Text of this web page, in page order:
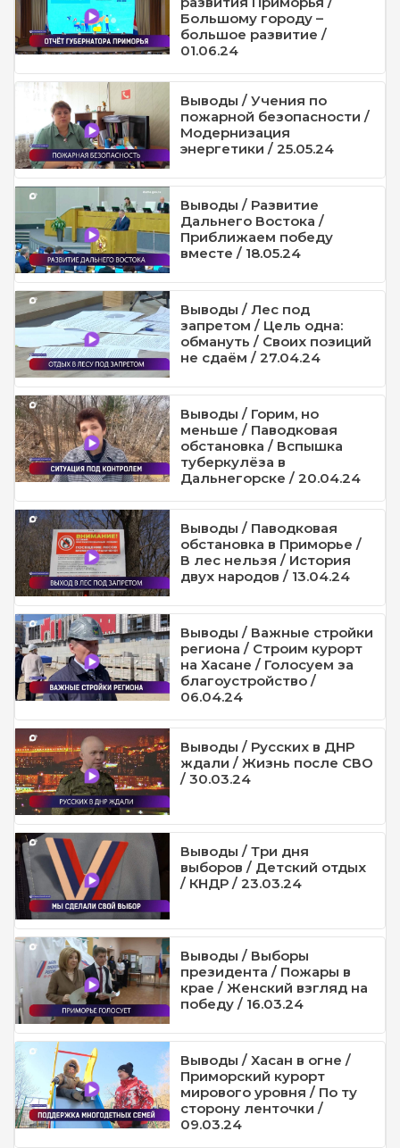
Большому городу –
большое развитие /
01.06.24
Выводы / Учения по
пожарной безопасности /
Модернизация
энергетики / 25.05.24
Выводы / Развитие
Дальнего Востока /
Приближаем победу
вместе / 18.05.24
Выводы / Лес под
запретом / Цель одна:
обмануть / Своих позиций
не сдаём / 27.04.24
Выводы / Горим, но
меньше / Паводковая
обстановка / Вспышка
туберкулёза в
Дальнегорске / 20.04.24
Выводы / Паводковая
обстановка в Приморье /
В лес нельзя / История
двух народов / 13.04.24
Выводы / Важные стройки
региона / Строим курорт
на Хасане / Голосуем за
благоустройство /
06.04.24
Выводы / Русских в ДНР
ждали / Жизнь после СВО
/ 30.03.24
Выводы / Три дня
выборов / Детский отдых
/ КНДР / 23.03.24
Выводы / Выборы
президента / Пожары в
крае / Женский взгляд на
победу / 16.03.24
Выводы / Хасан в огне /
Приморский курорт
мирового уровня / По ту
сторону ленточки /
09.03.24